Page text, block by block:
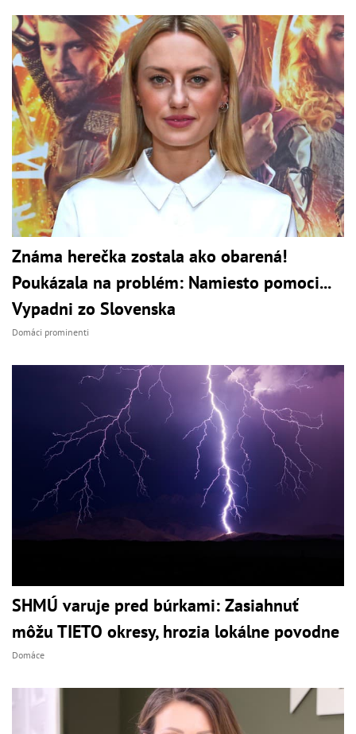
Známa herečka zostala ako obarená!
Poukázala na problém: Namiesto pomoci...
Vypadni zo Slovenska
Domáci prominenti
SHMÚ varuje pred búrkami: Zasiahnuť
môžu TIETO okresy, hrozia lokálne povodne
Domáce